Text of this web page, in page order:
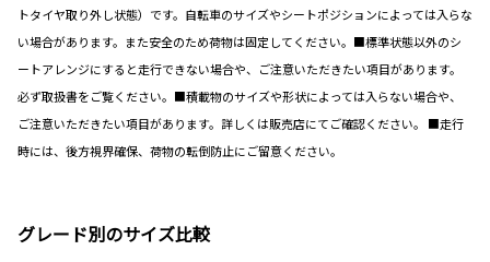
トタイヤ取り外し状態）です。自転車のサイズやシートポジションによっては入らな
い場合があります。また安全のため荷物は固定してください。■標準状態以外のシ
ートアレンジにすると走行できない場合や、ご注意いただきたい項目があります。
必ず取扱書をご覧ください。■積載物のサイズや形状によっては入らない場合や、
ご注意いただきたい項目があります。詳しくは販売店にてご確認ください。 ■走行
時には、後方視界確保、荷物の転倒防止にご留意ください。
グレード別のサイズ比較